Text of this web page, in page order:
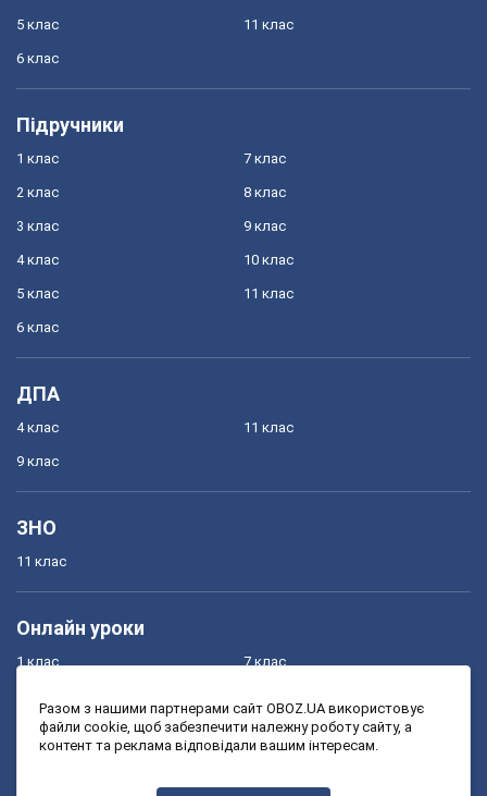
5 клас
6 клас
11 клас
Підручники
1 клас
2 клас
3 клас
4 клас
5 клас
6 клас
7 клас
8 клас
9 клас
10 клас
11 клас
ДПА
4 клас
9 клас
11 клас
ЗНО
11 клас
Онлайн уроки
1 клас
3 клас
7 клас
9 клас
Разом з нашими партнерами сайт OBOZ.UA використовує
файли cookie, щоб забезпечити належну роботу сайту, а
контент та реклама відповідали вашим інтересам.